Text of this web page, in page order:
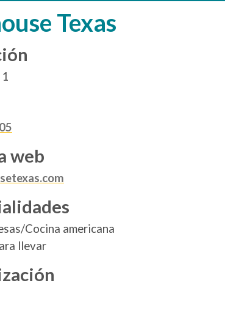
Texas
web
Cocina americana
llevar